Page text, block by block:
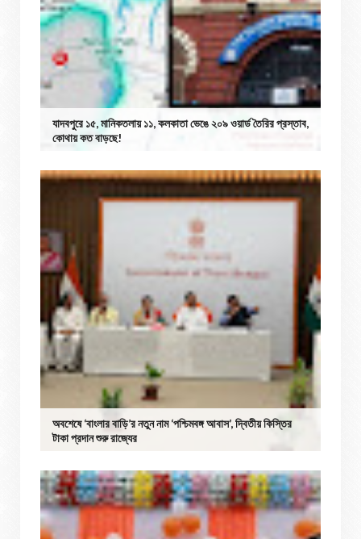
যাদবপুরে ১৫, মানিকতলায় ১১, কলকাতা ভেঙে ২০৯ ওয়ার্ড তৈরির প্রস্তাব,
কোথায় কত বাড়ছে!
অবশেষে ‘বাংলার বাড়ি’র নতুন নাম ‘পশ্চিমবঙ্গ আবাস’, দ্বিতীয় কিস্তির
টাকা প্রদান শুরু রাজ্যের